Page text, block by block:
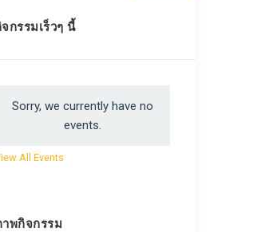
กรรมเร็วๆ นี้
Sorry, we currently have no
events.
All Events
พกิจกรรม